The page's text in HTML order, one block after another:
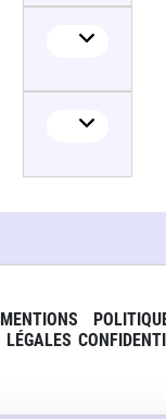
MENTIONS
LÉGALES